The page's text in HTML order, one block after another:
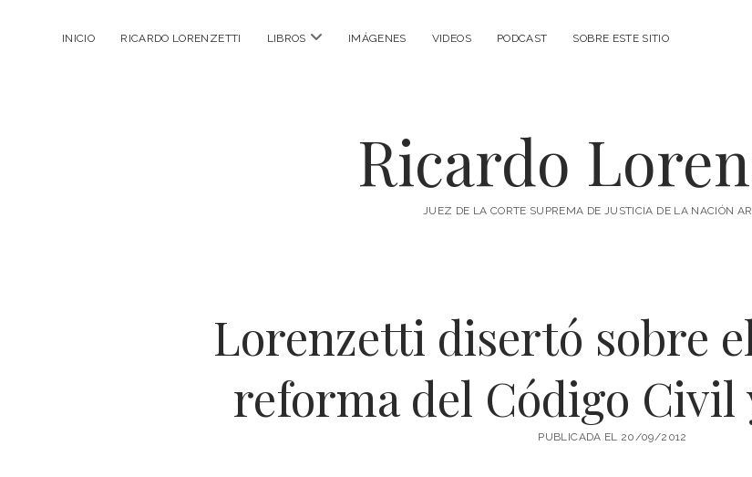
INICIO RICARDO LORENZETTI LIBROS abrir
IMÁGENES VIDEOS PODCAST SOBRE ESTE SITIO
Ricardo
JUEZ DE LA CORTE SUPREMA DE JUSTICIA DE LA NACIÓN
Lorenzetti disertó sobre
reforma del Código Civil
PUBLICADA EL 20/09/2012